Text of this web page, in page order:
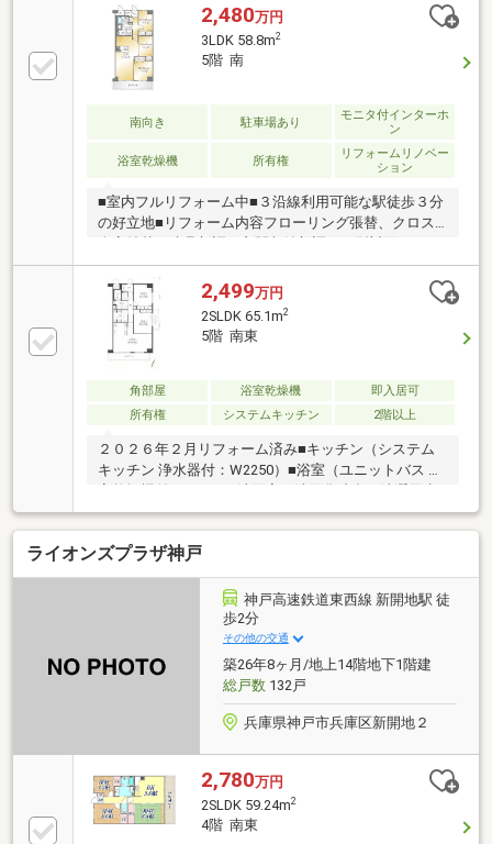
です。 業務スーパー湊川店 徒歩8分、ローソン 神戸
三川口町三丁目店 徒歩6分◇◆新規内装リフォーム物
件（2026年7月中旬完了）◇◆ 【リフォーム概要】全
室クロス張り替え、フローリング張り、給湯器、キッ
チン・洗面・浴室・トイレ新規交換・ハウスクリーニ
ングetc..
2,480万円
3LDK 58.8m2
5階 南
南向き 駐車場あり
モニタ付インターホ
ン
浴室乾燥機 所有権
リフォームリノベー
ション
■室内フルリフォーム中■３沿線利用可能な駅徒歩３分
の好立地■リフォーム内容フローリング張替、クロス
ン新調（食洗器・浄水器付き・ガラストップコン
ロ）、浴室新調（浴室換気乾燥機付き）、洗面化粧台
新調 （タッチレス水栓）、トイレ新調（洗浄便座付
き、フルオート）、洗濯パン新調、ＬＥＤ ダウンラ
イト新調・換気扇新調、電気温水器新調、和室→洋リ
ビングに変更、人感センサーライト、各部屋クローゼ
ット新調■兵庫県での住まい探しはＳ．Ｒｅａｌ Ｅ
ｓｔａｔｅにお任せください■私たちは「親切・丁
分かりやすくお答
2,499万円
2SLDK 65.1m2
5階 南東
角部屋 浴室乾燥機
即入居可
所有権
システムキッチン 2階以上
２０２６年２月リフォーム済み■キッチン（システム
キッチン 浄水器付：W2250）■浴室（ユニットバス 浴
栓、洗濯パン）■トイレ（タンク、便器本体、温水洗
浄便座）■その他（照明器具、建具、分電盤、スイッ
チコンセント、給湯器）■床：フローリング貼（LDK、
洋室全室、納戸、廊下）クッションフロア貼（洗面
室、トイレ） フロアタイル貼（玄関土間)■壁・天井：
クロス貼■ハウスクリーニング■兵庫大開小学校約280
ｍ■ローソン約160ｍ■兵庫中学校約180ｍ■神鉄食彩館
約230ｍ
ライオンズプラザ神戸
神戸高速鉄道東西線 新開地駅 徒
歩2分
その他の交通
築26年8ヶ月/地上14階地下1階建
総戸数132戸
兵庫県神戸市兵庫区新開地２
2,780万円
2SLDK 59.24m2
4階 南東